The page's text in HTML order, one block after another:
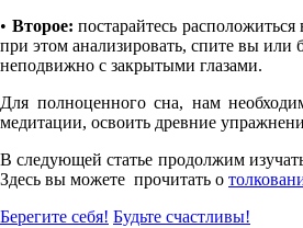
• Второе: постарайтесь
при этом анализировать, спите вы или
неподвижно с закрытыми глазами.
Для полноценного сна, нам
медитации, освоить древние
В следующей статье продолжим
Здесь вы можете прочитать о
Берегите себя! Будьте счастливы!